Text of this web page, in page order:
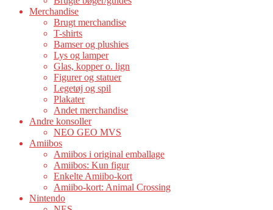
Merchandise
Brugt merchandise
T-shirts
Bamser og plushies
Lys og lamper
Glas, kopper o. lign
Figurer og statuer
Legetøj og spil
Plakater
Andet merchandise
Andre konsoller
NEO GEO MVS
Amiibos
Amiibos i original emballage
Amiibos: Kun figur
Enkelte Amiibo-kort
Amiibo-kort: Animal Crossing
Nintendo